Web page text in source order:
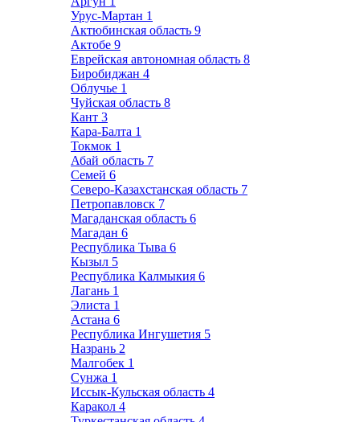
Урус-Мартан 1
Актюбинская область 9
Актобе 9
Еврейская автономная область 8
Биробиджан 4
Облучье 1
Чуйская область 8
Кант 3
Кара-Балта 1
Токмок 1
Абай область 7
Семей 6
Северо-Казахстанская область 7
Петропавловск 7
Магаданская область 6
Магадан 6
Республика Тыва 6
Кызыл 5
Республика Калмыкия 6
Лагань 1
Элиста 1
Астана 6
Республика Ингушетия 5
Назрань 2
Малгобек 1
Сунжа 1
Иссык-Кульская область 4
Каракол 4